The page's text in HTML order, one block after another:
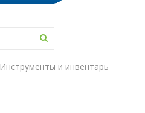
Инструменты и инвентарь